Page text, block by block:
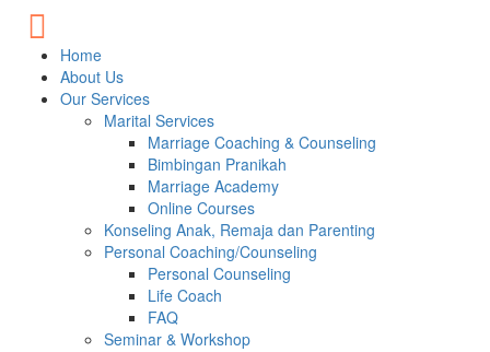
Skip
contentHome
About Us
Our Services
Marital Services
Marriage Coaching & Counseling
Bimbingan Pranikah
Marriage Academy
Online Courses
Konseling Anak, Remaja dan Parenting
Personal Coaching/Counseling
Personal Counseling
Life Coach
FAQ
Seminar & Workshop